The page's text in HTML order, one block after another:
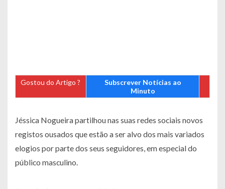
Gostou do Artigo ?
Subscrever Notícias ao
Minuto
Jéssica Nogueira partilhou nas suas redes sociais novos
registos ousados que estão a ser alvo dos mais variados
elogios por parte dos seus seguidores, em especial do
público masculino.